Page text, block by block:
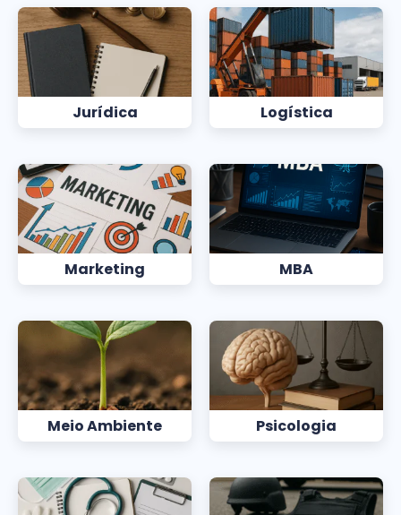
Jurídica Logística
Marketing MBA
Meio Ambiente Psicologia